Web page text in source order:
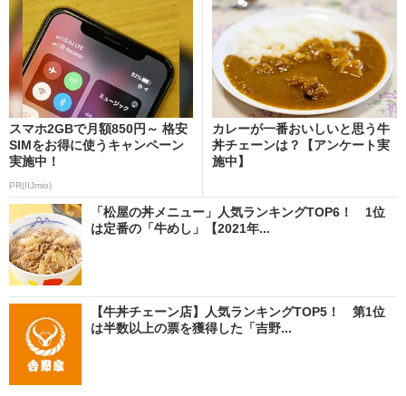
スマホ2GBで月額850円～ 格安
SIMをお得に使うキャンペーン
実施中！
PR(IIJmio)
カレーが一番おいしいと思う牛
丼チェーンは？【アンケート実
施中】
「松屋の丼メニュー」人気ランキングTOP6！ 1位
は定番の「牛めし」【2021年...
【牛丼チェーン店】人気ランキングTOP5！ 第1位
は半数以上の票を獲得した「吉野...